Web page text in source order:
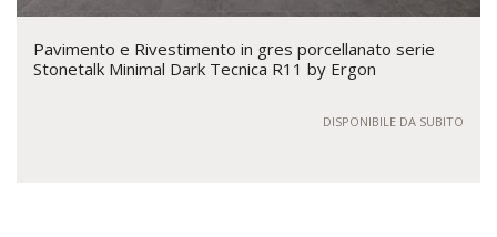
Pavimento e Rivestimento in gres porcellanato serie
Stonetalk Minimal Dark Tecnica R11 by Ergon
DISPONIBILE DA SUBITO